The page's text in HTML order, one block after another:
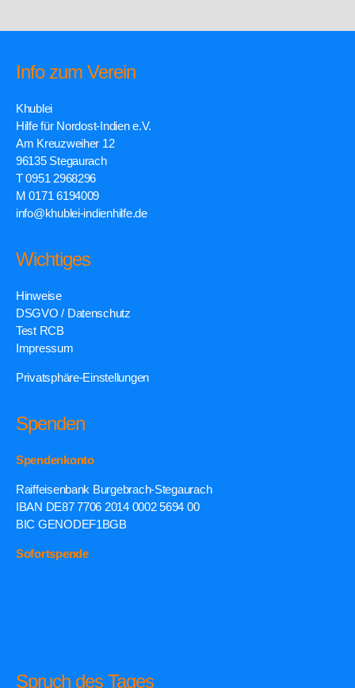
Info zum Verein
Khublei
Hilfe für Nordost-Indien e.V.
Am Kreuzweiher 12
96135 Stegaurach
T 0951 2968296
M 0171 6194009
info@khublei-indienhilfe.de
Wichtiges
Hinweise
DSGVO / Datenschutz
Test RCB
Impressum
Privatsphäre-Einstellungen
Spenden
Spendenkonto
Raiffeisenbank Burgebrach-Stegaurach
IBAN DE87 7706 2014 0002 5694 00
BIC GENODEF1BGB
Sofortspende
Spruch des Tages